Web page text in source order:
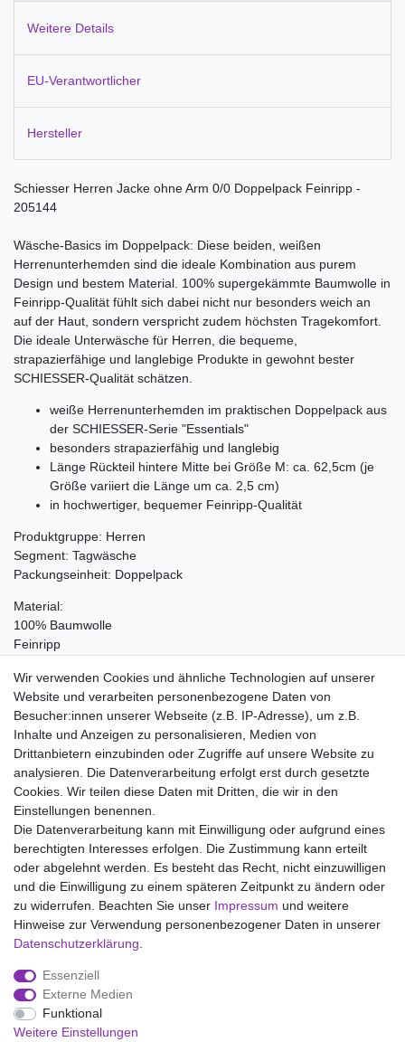
Weitere Details
EU-Verantwortlicher
Hersteller
Schiesser Herren Jacke ohne Arm 0/0 Doppelpack Feinripp -
205144
Wäsche-Basics im Doppelpack: Diese beiden, weißen
Herrenunterhemden sind die ideale Kombination aus purem
Design und bestem Material. 100% supergekämmte Baumwolle in
Feinripp-Qualität fühlt sich dabei nicht nur besonders weich an
auf der Haut, sondern verspricht zudem höchsten Tragekomfort.
Die ideale Unterwäsche für Herren, die bequeme,
strapazierfähige und langlebige Produkte in gewohnt bester
SCHIESSER-Qualität schätzen.
weiße Herrenunterhemden im praktischen Doppelpack aus
der SCHIESSER-Serie "Essentials"
besonders strapazierfähig und langlebig
Länge Rückteil hintere Mitte bei Größe M: ca. 62,5cm (je
Größe variiert die Länge um ca. 2,5 cm)
in hochwertiger, bequemer Feinripp-Qualität
Produktgruppe: Herren
Segment: Tagwäsche
Packungseinheit: Doppelpack
Material:
100% Baumwolle
Feinripp
Pflegehinweis:
Waschen bei 95°C, Nicht bleichen, Trockner (Stufe 1), Heiss
Bügeln (Stufe 3), Nicht chemisch reinigen
Wir liefern mit DHL (auch Samstags)
Kostenloser Versand
14 Tage Rückgaberecht
Impressum Daten­schutz­erklärung AGB
Widerrufs­recht
Wir verwenden Cookies und ähnliche Technologien auf unserer
Website und verarbeiten personenbezogene Daten von
Besucher:innen unserer Webseite (z.B. IP-Adresse), um z.B.
Inhalte und Anzeigen zu personalisieren, Medien von
Drittanbietern einzubinden oder Zugriffe auf unsere Website zu
analysieren. Die Datenverarbeitung erfolgt erst durch gesetzte
Cookies. Wir teilen diese Daten mit Dritten, die wir in den
Einstellungen benennen.
Die Datenverarbeitung kann mit Einwilligung oder aufgrund eines
berechtigten Interesses erfolgen. Die Zustimmung kann erteilt
oder abgelehnt werden. Es besteht das Recht, nicht einzuwilligen
und die Einwilligung zu einem späteren Zeitpunkt zu ändern oder
zu widerrufen. Beachten Sie unser Impressum und weitere
Hinweise zur Verwendung personenbezogener Daten in unserer
Daten­schutz­erklärung
Essenziell
Externe Medien
Funktional
Weitere Einstellungen